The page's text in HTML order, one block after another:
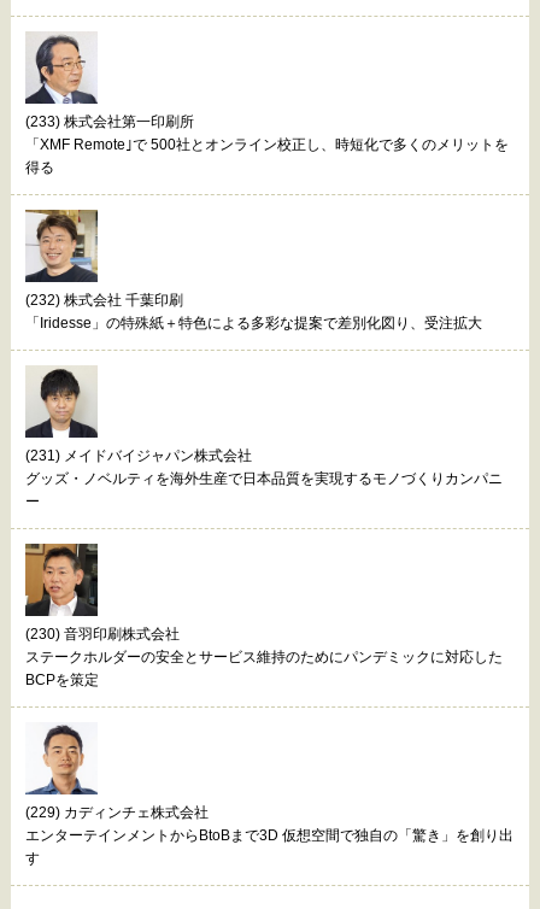
(233) 株式会社第一印刷所
「XMF Remote｣で 500社とオンライン校正し、時短化で多くのメリットを
得る
(232) 株式会社 千葉印刷
「Iridesse」の特殊紙＋特色による多彩な提案で差別化図り、受注拡大
(231) メイドバイジャパン株式会社
グッズ・ノベルティを海外生産で日本品質を実現するモノづくりカンパニ
ー
(230) 音羽印刷株式会社
ステークホルダーの安全とサービス維持のためにパンデミックに対応した
BCPを策定
(229) カディンチェ株式会社
エンターテインメントからBtoBまで3D 仮想空間で独自の「驚き」を創り出
す